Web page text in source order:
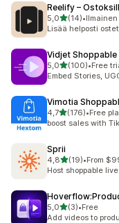
Reelify –
5,0/ 5 tähteä
(14)
14 arvostelua
•
Lisää helposti
Vidjet
5,0/ 5 tähteä
(100)
100 arvostelua
•Free
Embed Stories,
Vimotia
4,7/ 5 tähteä
(176)
176 arvostelua
•Free
boost sales with
Sprii
4,8/ 5 tähteä
(19)
19 arvostelua
•From
Host shoppable
5,0/ 5 tähteä
(3)
3 arvostelua
•Free
Add videos to